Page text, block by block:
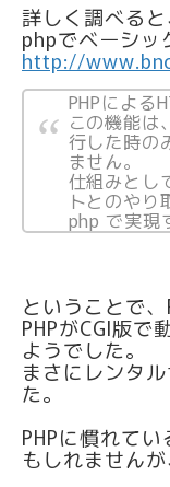
詳しく調べると
phpでベーシ
http://
PHPによる
この機能は
行した時の
ません。
仕組みとし
トとのやり
php で実現
ということで、
PHPがCGI版で
ようでした。
まさにレンタ
た。
PHPに慣れて
もしれません